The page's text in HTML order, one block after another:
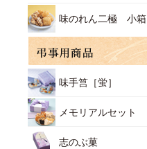
味のれん二極 小箱
味手筥［蛍］
メモリアルセット
志のぶ菓